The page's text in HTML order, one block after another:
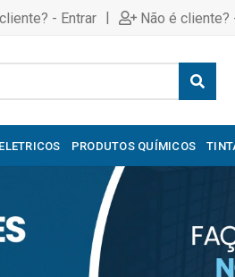
- Entrar | Não é cliente?
PRODUTOS QUÍMICOS